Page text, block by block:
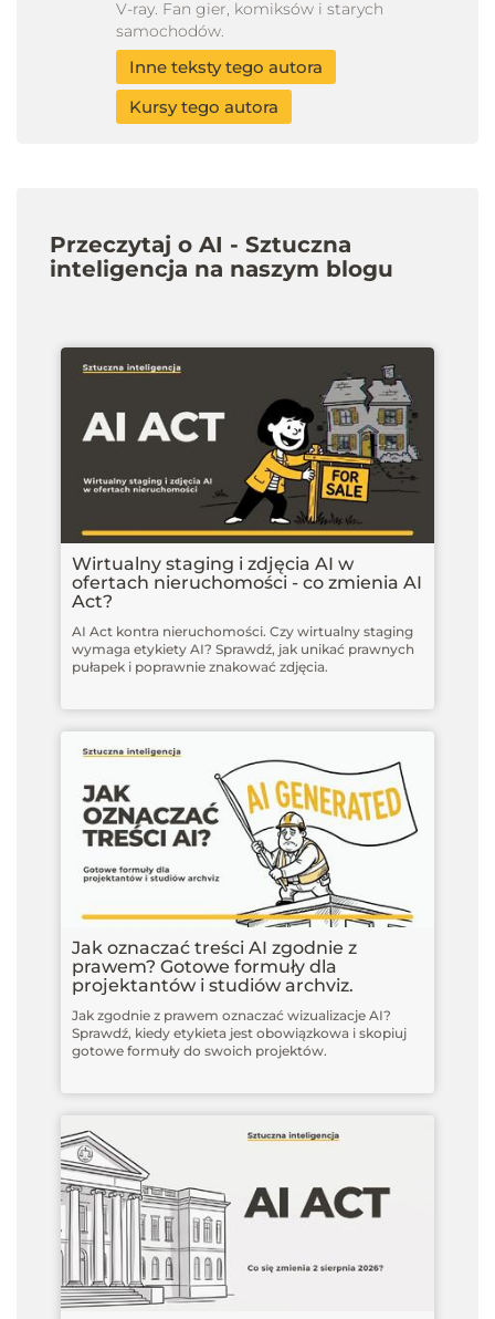
V-ray. Fan gier, komiksów i starych
samochodów.
Inne teksty tego autora
Kursy tego autora
Przeczytaj o AI - Sztuczna
inteligencja na naszym blogu
Wirtualny staging i zdjęcia AI w
ofertach nieruchomości - co zmienia AI
Act?
AI Act kontra nieruchomości. Czy wirtualny staging
wymaga etykiety AI? Sprawdź, jak unikać prawnych
pułapek i poprawnie znakować zdjęcia.
Jak oznaczać treści AI zgodnie z
prawem? Gotowe formuły dla
projektantów i studiów archviz.
Jak zgodnie z prawem oznaczać wizualizacje AI?
Sprawdź, kiedy etykieta jest obowiązkowa i skopiuj
gotowe formuły do swoich projektów.